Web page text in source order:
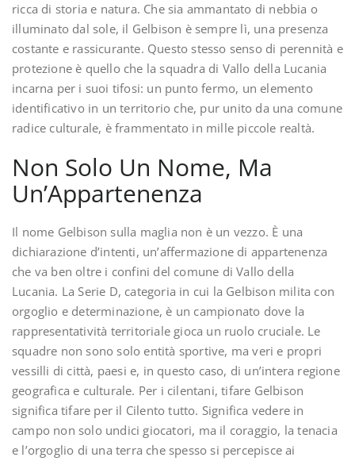
ricca di storia e natura. Che sia ammantato di nebbia o
illuminato dal sole, il Gelbison è sempre lì, una presenza
costante e rassicurante. Questo stesso senso di perennità e
protezione è quello che la squadra di Vallo della Lucania
incarna per i suoi tifosi: un punto fermo, un elemento
identificativo in un territorio che, pur unito da una comune
radice culturale, è frammentato in mille piccole realtà.
Non Solo Un Nome, Ma
Un’Appartenenza
Il nome Gelbison sulla maglia non è un vezzo. È una
dichiarazione d’intenti, un’affermazione di appartenenza
che va ben oltre i confini del comune di Vallo della
Lucania. La Serie D, categoria in cui la Gelbison milita con
orgoglio e determinazione, è un campionato dove la
rappresentatività territoriale gioca un ruolo cruciale. Le
squadre non sono solo entità sportive, ma veri e propri
vessilli di città, paesi e, in questo caso, di un’intera regione
geografica e culturale. Per i cilentani, tifare Gelbison
significa tifare per il Cilento tutto. Significa vedere in
campo non solo undici giocatori, ma il coraggio, la tenacia
e l’orgoglio di una terra che spesso si percepisce ai